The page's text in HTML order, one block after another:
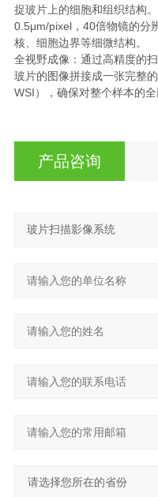
捉玻片上的细胞和组织结构
0.5μm/pixel，40倍物镜的分
核、细胞边界等细微结构。
全视野成像：通过高精度的
玻片的图像拼接成一张完整
WSI），确保对整个样本的全
产品咨询